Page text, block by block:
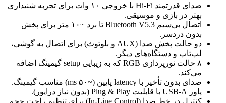
صدای قدرتمند Hi-Fi با خروجی ۱۰ وات برای تجربه شنیداری
بهتر در بازی و موسیقی.
اتصال بی‌سیم Bluetooth V5.3 تا برد ~۱۰ متر برای پخش
بدون دردسر.
دو حالت پخش صدا (AUX و بلوتوث) برای اتصال به گوشی،
لپ‌تاپ و دستگاه‌های دیگر.
۸ حالت نورپردازی RGB که به زیبایی setup گیمینگ اضافه
می‌کند.
صدای بدون تأخیر با latency پایین (~۵۰ ms) مناسب گیمینگ.
پاور USB-A با قابلیت Plug & Play (بدون نیاز درایور).
کنترل در خط صدا (In-Line Control) برای تنظیم راحت حجم